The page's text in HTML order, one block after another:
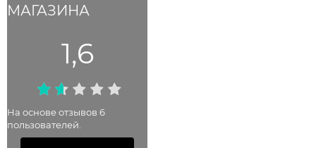
МАГАЗИНА
1,6
На основе отзывов 6
пользователей.